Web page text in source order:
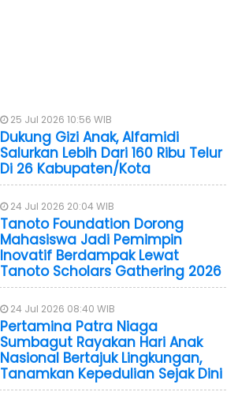
25 Jul 2026 10:56 WIB
Dukung Gizi Anak, Alfamidi
Salurkan Lebih Dari 160 Ribu Telur
Di 26 Kabupaten/Kota
24 Jul 2026 20:04 WIB
Tanoto Foundation Dorong
Mahasiswa Jadi Pemimpin
Inovatif Berdampak Lewat
Tanoto Scholars Gathering 2026
24 Jul 2026 08:40 WIB
Pertamina Patra Niaga
Sumbagut Rayakan Hari Anak
Nasional Bertajuk Lingkungan,
Tanamkan Kepedulian Sejak Dini